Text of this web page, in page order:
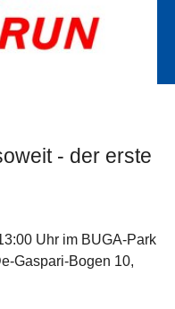
- der erste
Uhr im BUGA-Park
Gaspari-Bogen 10,